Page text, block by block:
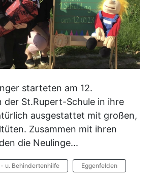
starteten am 12.
der St.Rupert-Schule in ihre
ausgestattet mit großen,
Zusammen mit ihren
die Neulinge...
u. Behindertenhilfe Eggenfelden